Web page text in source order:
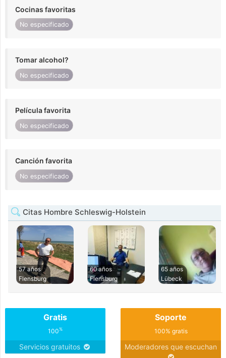
Cocinas favoritas
No especificado
Tomar alcohol?
No especificado
Película favorita
No especificado
Canción favorita
No especificado
Citas Hombre Schleswig-Holstein
57 años
Flensburg
60 años
Flensburg
65 años
Lübeck
Gratis
100%
Servicios gratuitos
Soporte
100% gratis
Moderadores que escuchan